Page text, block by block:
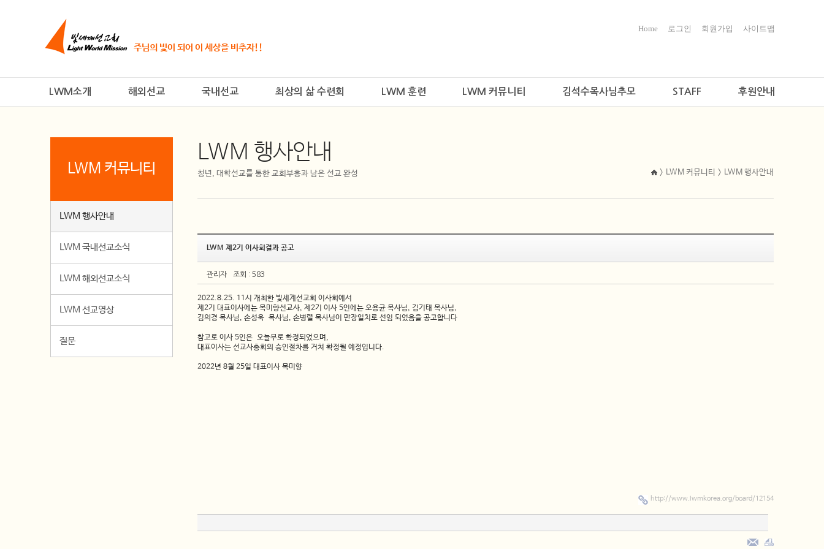
주님의 빛이 되어 이 세상을 비추자!!
Home 로그인 회원가입 사이트맵
LWM소개 해외선교 국내선교 최상의 삶 수련회 LWM 훈련 LWM 커뮤니티 김석수목사님추모 STAFF 후원안내
LWM 커뮤니티
LWM 행사안내
LWM 국내선교소식
LWM 해외선교소식
LWM 선교영상
질문
LWM 행사안내
청년, 대학선교를 통한 교회부흥과 남은 선교 완성 > LWM 커뮤니티 > LWM 행사안내
LWM 제2기 이사회결과 공고
관리자 조회 : 583
2022.8.25. 11시 개최한 빛세계선교회 이사회에서
제2기 대표이사에는 목미향선교사, 제2기 이사 5인에는 오용균 목사님, 김기태 목사님,
김의경 목사님, 손성욱 목사님, 손병렬 목사님이 만장일치로 선임 되었음을 공고합니다
참고로 이사 5인은 오늘부로 확정되었으며,
대표이사는 선교사총회의 승인절차를 거쳐 확정될 예정입니다.
2022년 8월 25일 대표이사 목미향
http://www.lwmkorea.org/board/12154